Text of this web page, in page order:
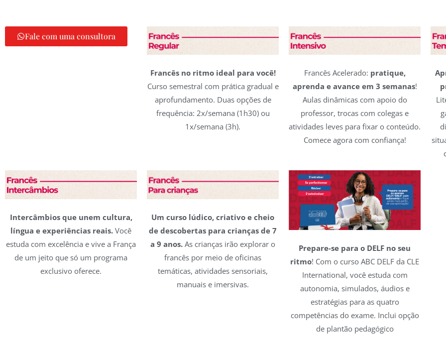
Fale com uma consultora
Francês no ritmo ideal para você!
Curso semestral com prática gradual e
aprofundamento. Duas opções de
frequência: 2x/semana (1h30) ou
1x/semana (3h).
Francês Acelerado: pratique,
aprenda e avance em 3 semanas!
Aulas dinâmicas com apoio do
professor, trocas com colegas e
atividades leves para fixar o conteúdo.
Comece agora com confiança!
Intercâmbios que unem cultura,
língua e experiências reais. Você
estuda com excelência e vive a França
de um jeito que só um programa
exclusivo oferece.
Um curso lúdico, criativo e cheio
de descobertas para crianças de 7
a 9 anos. As crianças irão explorar o
francês por meio de oficinas
temáticas, atividades sensoriais,
manuais e imersivas.
Prepare-se para o DELF no seu
ritmo! Com o curso ABC DELF da CLE
International, você estuda com
autonomia, simulados, áudios e
estratégias para as quatro
competências do exame. Inclui opção
de plantão pedagógico